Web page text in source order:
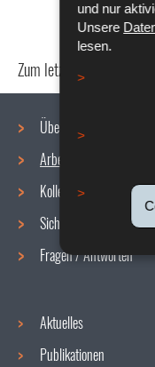
und nur
Unsere
lesen.
Zum letzten Mal
Über uns
Arbeitsbedingungen
Kollektive
Sicherheit/Gesundheit
Fragen / Antworten
Aktuelles
Publikationen